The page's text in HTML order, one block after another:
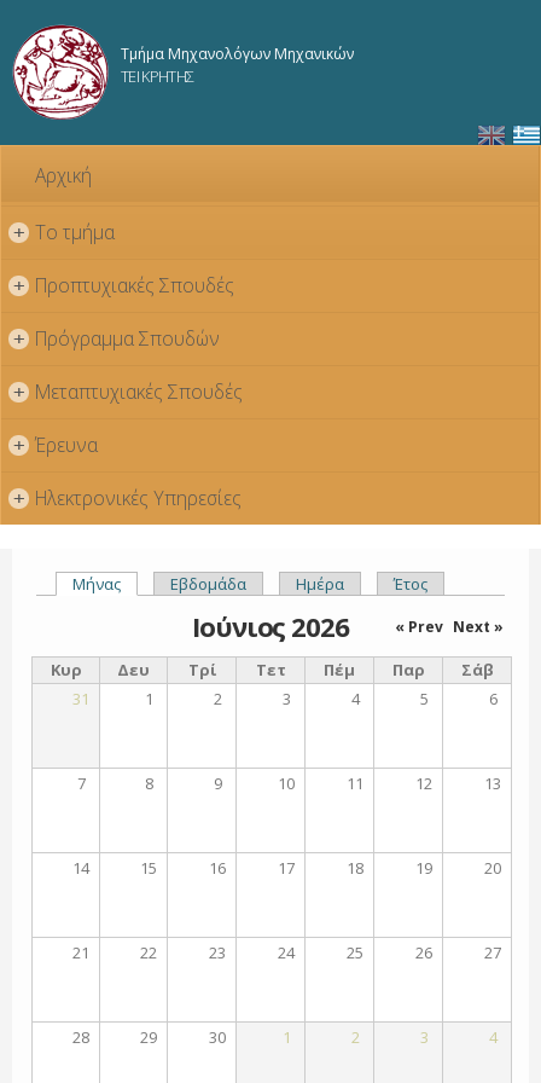
κυρίως
Τμήμα Μηχανολόγων Μηχανικών
ΤΕΙ ΚΡΗΤΗΣ
Αρχική
+ Το τμήμα
+ Προπτυχιακές Σπουδές
+ Πρόγραμμα Σπουδών
+ Μεταπτυχιακές Σπουδές
+ Έρευνα
+ Ηλεκτρονικές Υπηρεσίες
Πρωτεύουσες καρτέλες
Μήνας(ενεργή καρτέλα)
Εβδομάδα Ημέρα Έτος
Ιούνιος 2026 « Prev Next »
Κυρ Δευ Τρί Τετ Πέμ Παρ
Σάβ
31
1 2 3 4 5 6
7 8 9 10 11 12 13
14 15 16 17 18 19 20
21 22 23 24 25 26 27
28 29 30 1 2 3 4